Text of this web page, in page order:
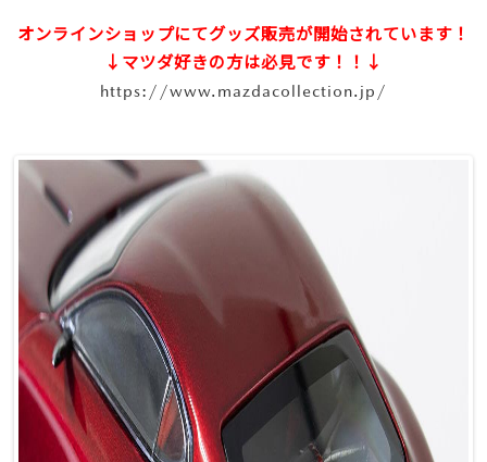
オンラインショップにてグッズ販売が開始されています！
↓マツダ好きの方は必見です！！↓
https://www.mazdacollection.jp/